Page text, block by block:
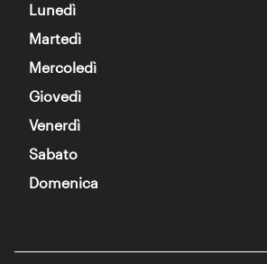
Lunedì
Martedì
Mercoledì
Giovedì
Venerdì
Sabato
Domenica